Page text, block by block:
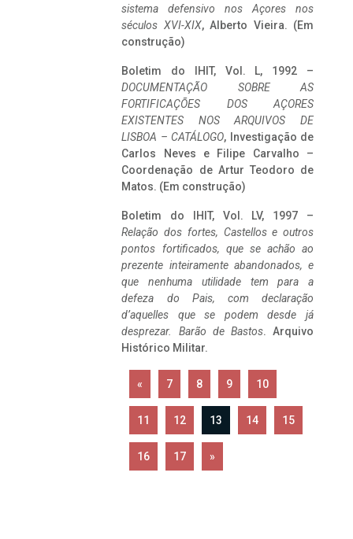
sistema defensivo nos Açores nos
séculos XVI-XIX, Alberto Vieira. (Em
construção)
Boletim do IHIT, Vol. L, 1992 –
DOCUMENTAÇÃO SOBRE AS
FORTIFICAÇÕES DOS AÇORES
EXISTENTES NOS ARQUIVOS DE
LISBOA – CATÁLOGO, Investigação de
Carlos Neves e Filipe Carvalho –
Coordenação de Artur Teodoro de
Matos. (Em construção)
Boletim do IHIT, Vol. LV, 1997 –
Relação dos fortes, Castellos e outros
pontos fortificados, que se achão ao
prezente inteiramente abandonados, e
que nenhuma utilidade tem para a
defeza do Pais, com declaração
d’aquelles que se podem desde já
desprezar. Barão de Bastos. Arquivo
Histórico Militar.
« 7 8 9 10
11 12 13 14 15
16 17 »